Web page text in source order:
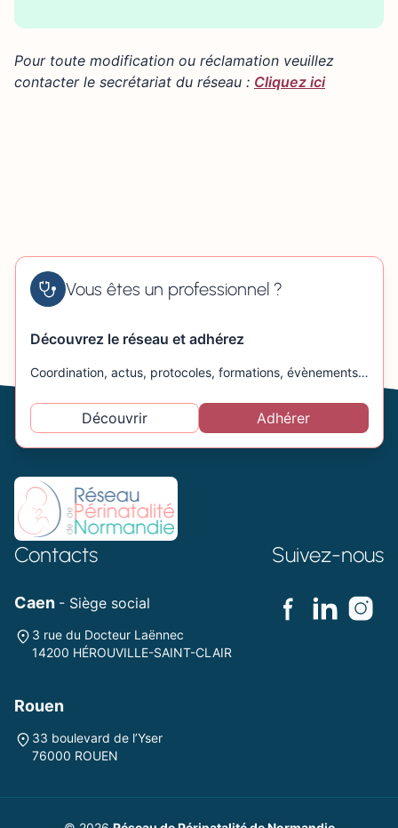
×
−
Pour toute modification ou réclamation veuillez
contacter le secrétariat du réseau : Cliquez ici
Vous êtes un professionnel ?
Découvrez le réseau et adhérez
Coordination, actus, protocoles, formations, évènements…
Découvrir Adhérer
Contacts
Caen - Siège social
3 rue du Docteur Laënnec
14200 HÉROUVILLE-SAINT-CLAIR
Rouen
33 boulevard de l’Yser
76000 ROUEN
Suivez-nous